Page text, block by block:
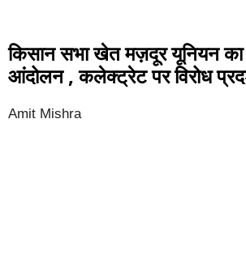
किसान सभा खेत मज़दूर यूनियन
आंदोलन , कलेक्ट्रेट पर विरोध
Amit Mishra